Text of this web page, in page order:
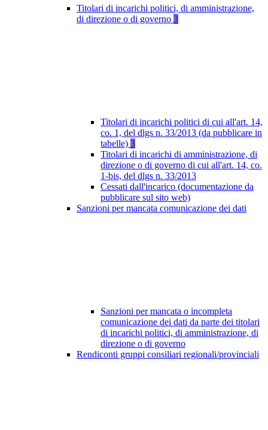
Titolari di incarichi politici, di amministrazione,
di direzione o di governo 3
Titolari di incarichi politici di cui all'art. 14,
co. 1, del dlgs n. 33/2013 (da pubblicare in
tabelle) 3
Titolari di incarichi di amministrazione, di
direzione o di governo di cui all'art. 14, co.
1-bis, del dlgs n. 33/2013
Cessati dall'incarico (documentazione da
pubblicare sul sito web)
Sanzioni per mancata comunicazione dei dati
Sanzioni per mancata o incompleta
comunicazione dei dati da parte dei titolari
di incarichi politici, di amministrazione, di
direzione o di governo
Rendiconti gruppi consiliari regionali/provinciali